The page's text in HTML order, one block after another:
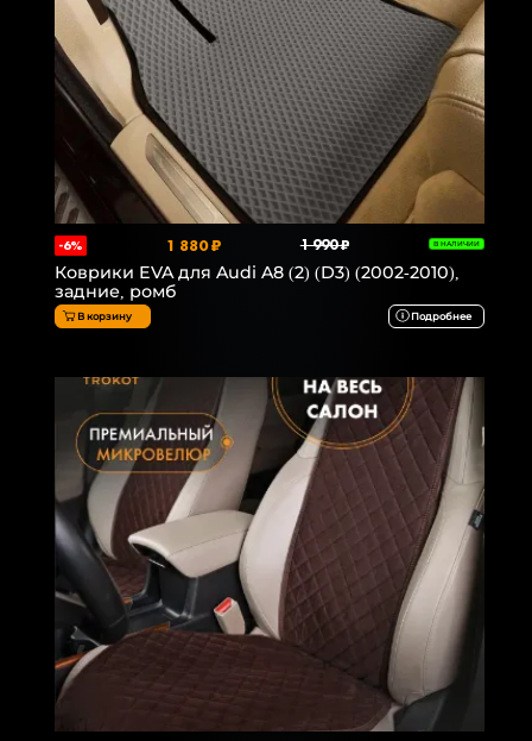
-6% 1 880 ₽ 1 990 ₽ В НАЛИЧИИ
Коврики EVA для Audi A8 (2) (D3) (2002-2010),
задние, ромб
В корзину Подробнее